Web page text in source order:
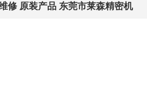
修 原装产品 东莞市莱森精密机